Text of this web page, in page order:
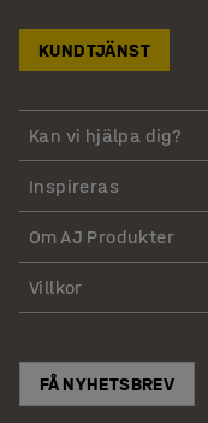
KUNDTJÄNST
Kan vi hjälpa dig?
Inspireras
Om AJ Produkter
Villkor
FÅ NYHETSBREV